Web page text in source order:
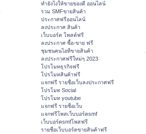
ทํายังไงให้ขายของดี ออนไลน์
รวม SMFขายสินค้า
ประกาศฟรีออนไลน์
ลงประกาศ สินค้า
เว็บบอร์ด โพสต์ฟรี
ลงประกาศ ซื้อ-ขาย ฟรี
ชุมชนคนไอทีขายสินค้า
ลงประกาศฟรีใหม่ๆ 2023
โปรโมทธุรกิจฟรี
โปรโมทสินค้าฟรี
แจกฟรี รายชื่อเว็บลงประกาศฟรี
โปรโมท Social
โปรโมท youtube
แจกฟรี รายชื่อเว็บ
แจกฟรีโพสเว็บบอร์ดsmf
เว็บบอร์ดsmfโพสฟรี
รายชื่อเว็บบอร์ดขายสินค้าฟรี